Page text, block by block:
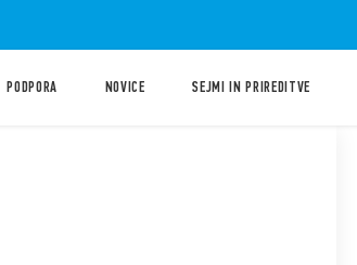
PODPORA NOVICE SEJMI IN PRIREDITVE